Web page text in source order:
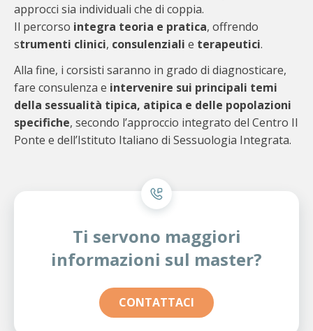
approcci sia individuali che di coppia.
Il percorso integra teoria e pratica, offrendo
strumenti clinici, consulenziali e terapeutici.
Alla fine, i corsisti saranno in grado di diagnosticare,
fare consulenza e intervenire sui principali temi
della sessualità tipica, atipica e delle popolazioni
specifiche, secondo l’approccio integrato del Centro Il
Ponte e dell’Istituto Italiano di Sessuologia Integrata.
Ti servono maggiori
informazioni sul master?
CONTATTACI